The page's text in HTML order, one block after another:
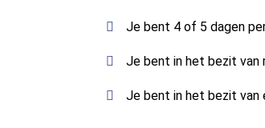
Je bent 4 of 5 dagen
Je bent in het bezit van
Je bent in het bezit van